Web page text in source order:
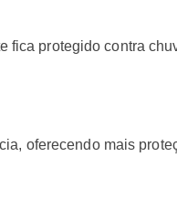
fica protegido contra
oferecendo mais